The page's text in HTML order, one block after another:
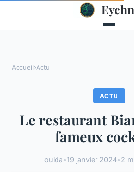
Accueil›Actu
ACTU
Le restaurant
fameux
ouida•19 janvier 2024•2